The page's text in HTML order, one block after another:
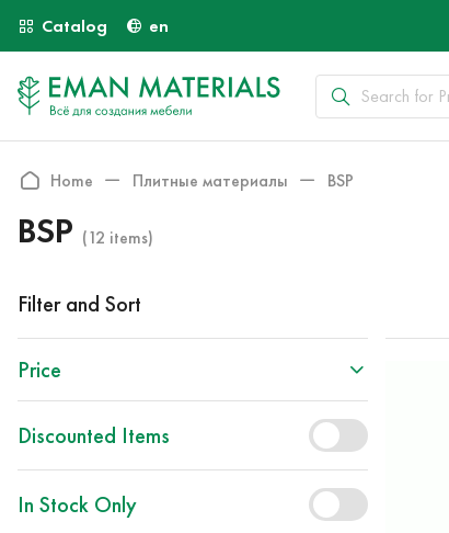
Catalog en
Home Плитные материалы BSP
BSP (12 items)
Filter and Sort
Price
Discounted Items
In Stock Only